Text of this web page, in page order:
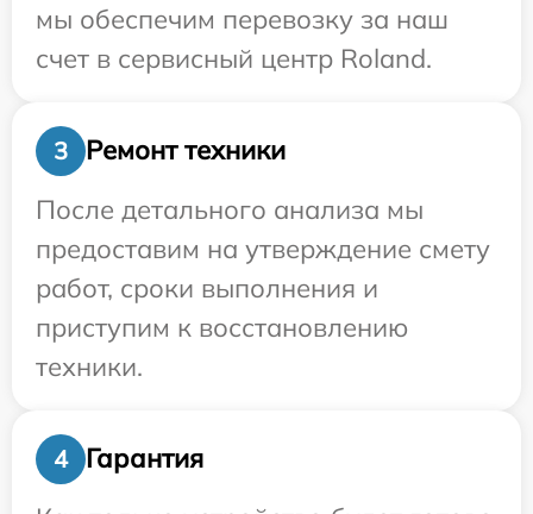
мы обеспечим перевозку за наш
счет в сервисный центр Roland.
3
Ремонт техники
После детального анализа мы
предоставим на утверждение смету
работ, сроки выполнения и
приступим к восстановлению
техники.
4
Гарантия